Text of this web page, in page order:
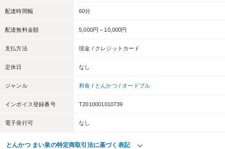
配達時間幅 60分
配達無料金額 5,000円～10,000円
支払方法 現金 / クレジットカード
定休日 なし
ジャンル 和食 / とんかつ / オードブル
インボイス登録番号 T2010001010739
電子発行可 なし
とんかつ まい泉の特定商取引法に基づく表記